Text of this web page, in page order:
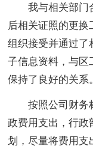
我与相关部门
后相关证照的更换
组织接受并通过了
子信息资料，与区
保持了良好的关系。
按照公司财务
政费用支出，行政
划，尽量将费用支